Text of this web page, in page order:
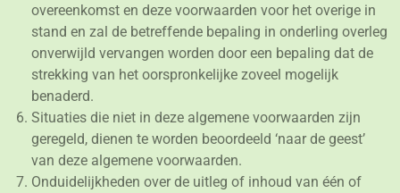
overeenkomst en deze voorwaarden voor het overige in
stand en zal de betreffende bepaling in onderling overleg
onverwijld vervangen worden door een bepaling dat de
strekking van het oorspronkelijke zoveel mogelijk
benaderd.
Situaties die niet in deze algemene voorwaarden zijn
geregeld, dienen te worden beoordeeld ‘naar de geest’
van deze algemene voorwaarden.
Onduidelijkheden over de uitleg of inhoud van één of